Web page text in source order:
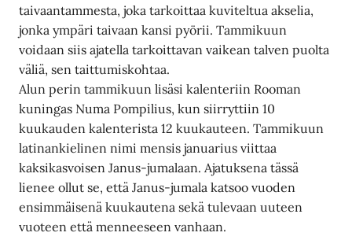
taivaantammesta, joka tarkoittaa kuviteltua akselia,
jonka ympäri taivaan kansi pyörii. Tammikuun
voidaan siis ajatella tarkoittavan vaikean talven puolta
väliä, sen taittumiskohtaa.
Alun perin tammikuun lisäsi kalenteriin Rooman
kuningas Numa Pompilius, kun siirryttiin 10
kuukauden kalenterista 12 kuukauteen. Tammikuun
latinankielinen nimi mensis januarius viittaa
kaksikasvoisen Janus-jumalaan. Ajatuksena tässä
lienee ollut se, että Janus-jumala katsoo vuoden
ensimmäisenä kuukautena sekä tulevaan uuteen
vuoteen että menneeseen vanhaan.